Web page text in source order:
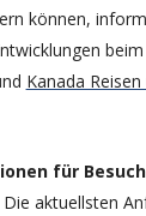
können,
beim
Kanada Reisen
für
Die aktuellsten